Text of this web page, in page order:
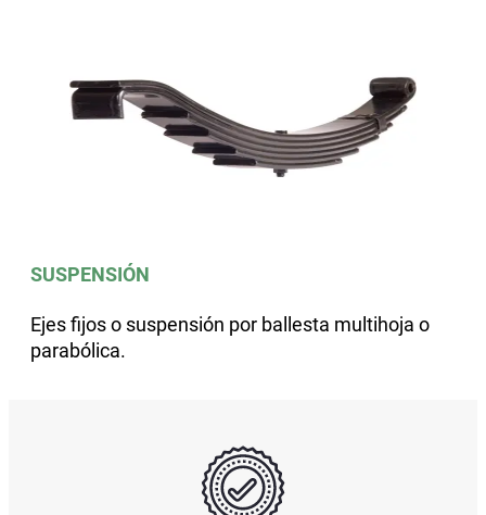
SUSPENSIÓN
Ejes fijos o suspensión por ballesta multihoja o
parabólica.